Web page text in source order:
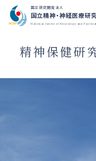
国立研究開発法人
国立精神・神経医療研
National Center of Neurology and
精神保健研